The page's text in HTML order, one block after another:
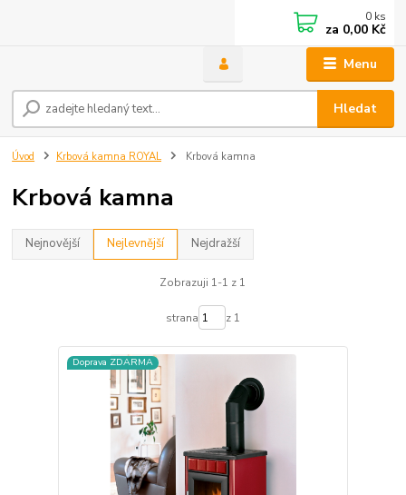
Menu
Hledat
0 ks
za 0,00 Kč
Úvod Krbová kamna ROYAL Krbová kamna
Krbová kamna
Nejnovější Nejlevnější Nejdražší
Zobrazuji 1-1 z 1
strana z 1
Doprava ZDARMA